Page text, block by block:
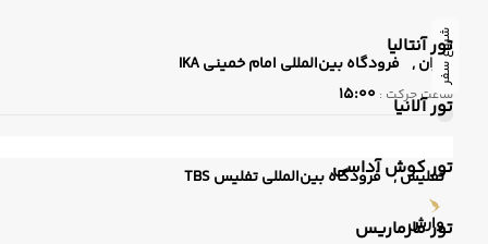
تور آنتالیا
تور آلانیا
تور کوش آداسی
تور مارماریس
شروع سفر
تهران , فرودگاه بین‌المللی امام خمینی IKA
ساعت حرکت : 15:00
تفلیس , فرودگاه بین‌المللی تفلیس TBS
وارش